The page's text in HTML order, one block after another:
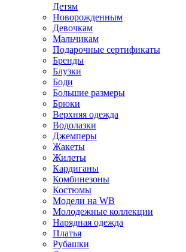
Детям
Новорожденным
Девочкам
Мальчикам
Подарочные сертификаты
Бренды
Блузки
Боди
Большие размеры
Брюки
Верхняя одежда
Водолазки
Джемперы
Жакеты
Жилеты
Кардиганы
Комбинезоны
Костюмы
Модели на WB
Молодежные коллекции
Нарядная одежда
Платья
Рубашки